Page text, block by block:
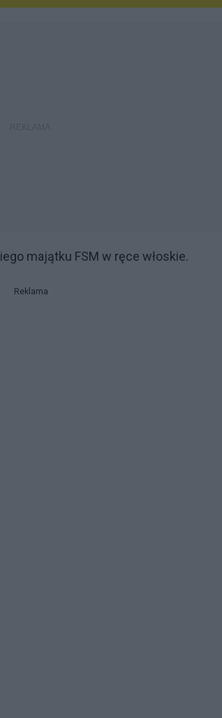
majątku FSM w ręce włoskie.
Reklama